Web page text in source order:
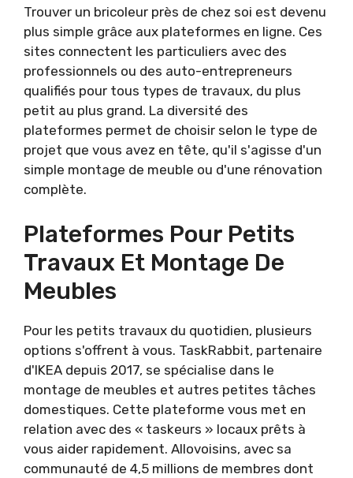
Trouver un bricoleur près de chez soi est devenu
plus simple grâce aux plateformes en ligne. Ces
sites connectent les particuliers avec des
professionnels ou des auto-entrepreneurs
qualifiés pour tous types de travaux, du plus
petit au plus grand. La diversité des
plateformes permet de choisir selon le type de
projet que vous avez en tête, qu'il s'agisse d'un
simple montage de meuble ou d'une rénovation
complète.
Plateformes Pour Petits
Travaux Et Montage De
Meubles
Pour les petits travaux du quotidien, plusieurs
options s'offrent à vous. TaskRabbit, partenaire
d'IKEA depuis 2017, se spécialise dans le
montage de meubles et autres petites tâches
domestiques. Cette plateforme vous met en
relation avec des « taskeurs » locaux prêts à
vous aider rapidement. Allovoisins, avec sa
communauté de 4,5 millions de membres dont